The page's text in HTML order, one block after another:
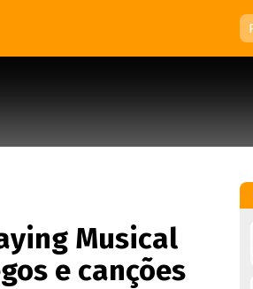
Musical
e canções